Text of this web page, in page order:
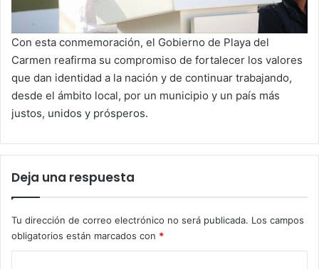
Con esta conmemoración, el Gobierno de Playa del
Carmen reafirma su compromiso de fortalecer los valores
que dan identidad a la nación y de continuar trabajando,
desde el ámbito local, por un municipio y un país más
justos, unidos y prósperos.
Deja una respuesta
Tu dirección de correo electrónico no será publicada. Los campos
obligatorios están marcados con *